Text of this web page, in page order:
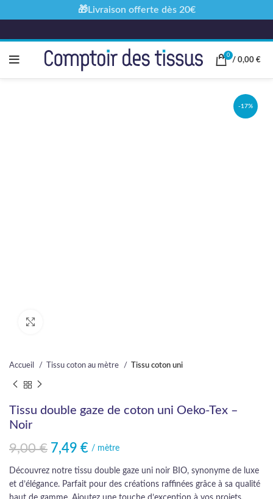
0
/ 0,00 €
-17%
Accueil Tissu coton au mètre Tissu coton uni
Tissu double gaze de coton uni Oeko-Tex –
Noir
9,00€
Le prix initial était : 9,00 €.
7,49 €
Le prix actuel est : 7,49 €./ mètre
Découvrez notre tissu double gaze uni noir BIO, synonyme de luxe
et d’élégance. Parfait pour des créations raffinées grâce à sa qualité
🎁Livraison offerte dès 20€